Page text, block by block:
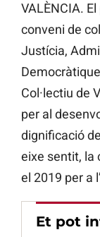
VALÈNCIA.
conveni de
Justícia,
Col·lectiu de
per al
dignificació
eixe sentit, la
el 2019 per a
Et pot